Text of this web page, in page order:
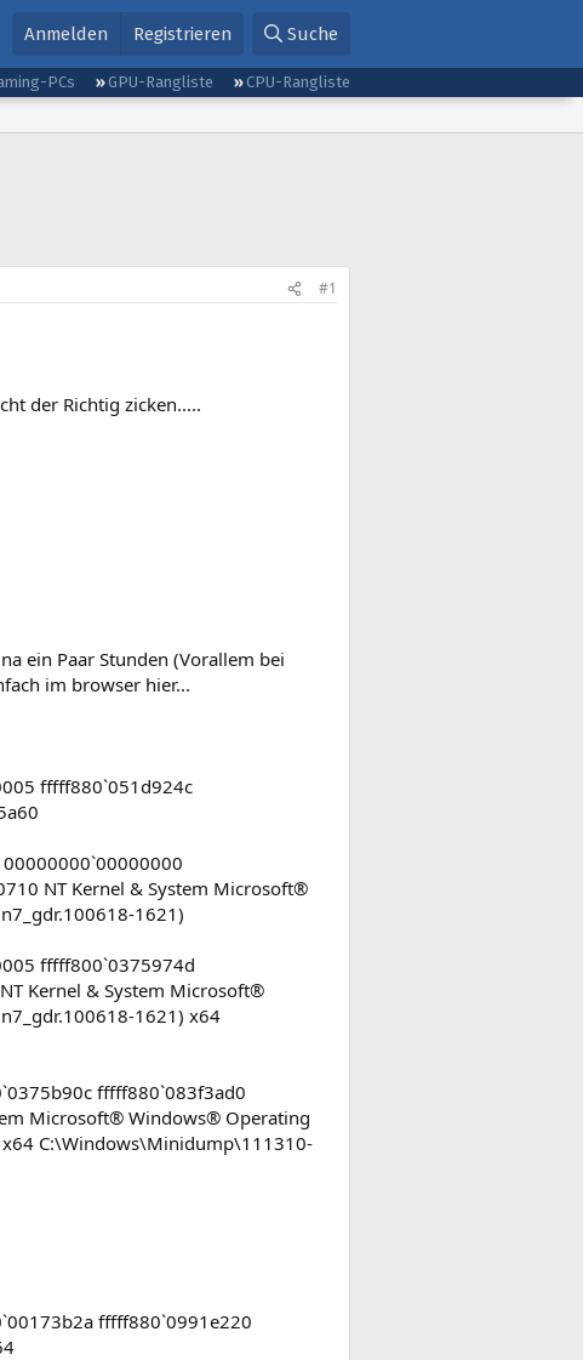
Anmelden Registrieren Suche
PCs GPU-Rangliste
CPU-Rangliste
#1
der Richtig zicken.....
ein Paar Stunden (Vorallem bei
im browser hier...
fffff880`051d924c
00000000`00000000
NT Kernel & System Microsoft®
1621)
fffff800`0375974d
Kernel & System Microsoft®
1621) x64
fffff880`083f3ad0
Microsoft® Windows® Operating
C:\Windows\Minidump\111310-
fffff880`0991e220